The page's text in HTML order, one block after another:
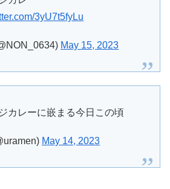
3yU7t5fyLu
May 15, 2023
カレーに嵌まる今日この頃
May 14, 2023